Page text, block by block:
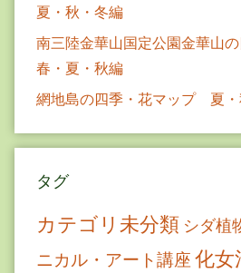
夏・秋・冬編
南三陸金華山国定公園金華山
春・夏・秋編
網地島の四季・花マップ 夏
タグ
カテゴリ未分類 シダ植
ニカル・アート講座 化女